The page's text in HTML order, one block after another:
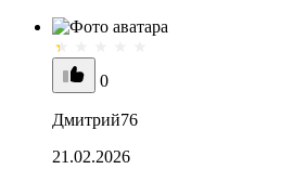
0
Дмитрий76
21.02.2026